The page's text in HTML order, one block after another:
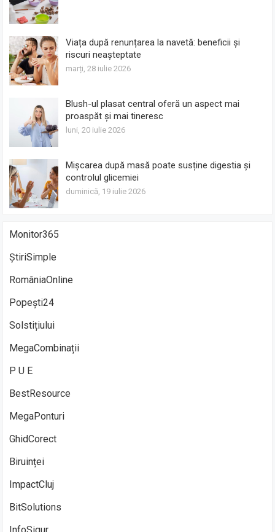
Viața după renunțarea la navetă: beneficii și
riscuri neașteptate
marți, 28 iulie 2026
Blush-ul plasat central oferă un aspect mai
proaspăt și mai tineresc
luni, 20 iulie 2026
Mișcarea după masă poate susține digestia și
controlul glicemiei
duminică, 19 iulie 2026
Monitor365
ȘtiriSimple
RomâniaOnline
Popești24
Solstițiului
MegaCombinații
P U E
BestResource
MegaPonturi
GhidCorect
Biruinței
ImpactCluj
BitSolutions
InfoSigur